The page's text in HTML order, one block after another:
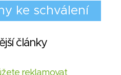
články
reklamovat